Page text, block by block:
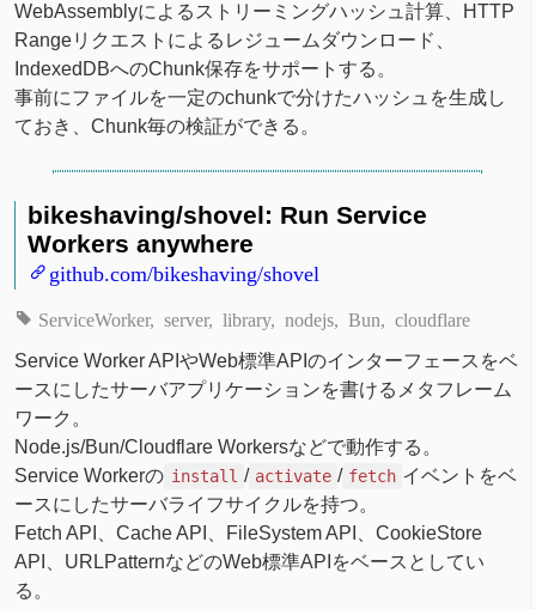
WebAssemblyによるストリーミングハッシュ計算、HTTP
Rangeリクエストによるレジュームダウンロード、
IndexedDBへのChunk保存をサポートする。
事前にファイルを一定のchunkで分けたハッシュを生成し
ておき、Chunk毎の検証ができる。
bikeshaving/shovel: Run Service
Workers anywhere
github.com/bikeshaving/shovel
ServiceWorker server library nodejs Bun cloudflare
Service Worker APIやWeb標準APIのインターフェースをベ
ースにしたサーバアプリケーションを書けるメタフレーム
ワーク。
Node.js/Bun/Cloudflare Workersなどで動作する。
Service Workerの install / activate / fetch イベントをベ
ースにしたサーバライフサイクルを持つ。
Fetch API、Cache API、FileSystem API、CookieStore
API、URLPatternなどのWeb標準APIをベースとしてい
る。